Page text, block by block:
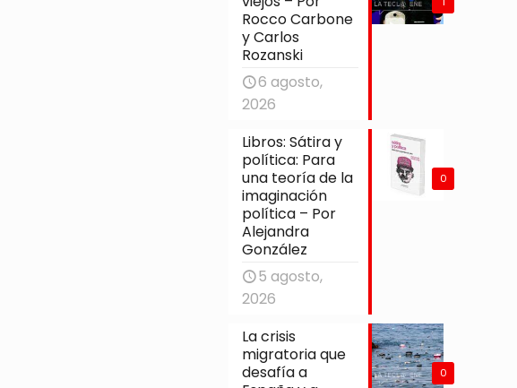
Rocco Carbone
y Carlos
Rozanski
6 agosto,
2026
0
Libros: Sátira y
política: Para
una teoría de la
imaginación
política – Por
Alejandra
González
5 agosto,
2026
0
La crisis
migratoria que
desafía a